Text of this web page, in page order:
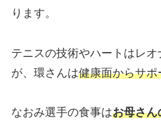
ります。
テニスの技術やハートはレ
が、環さんは健康面からサポ
なおみ選手の食事はお母さん